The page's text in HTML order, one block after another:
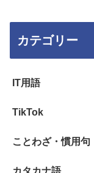
カテゴリー
IT用語
TikTok
ことわざ・慣用句